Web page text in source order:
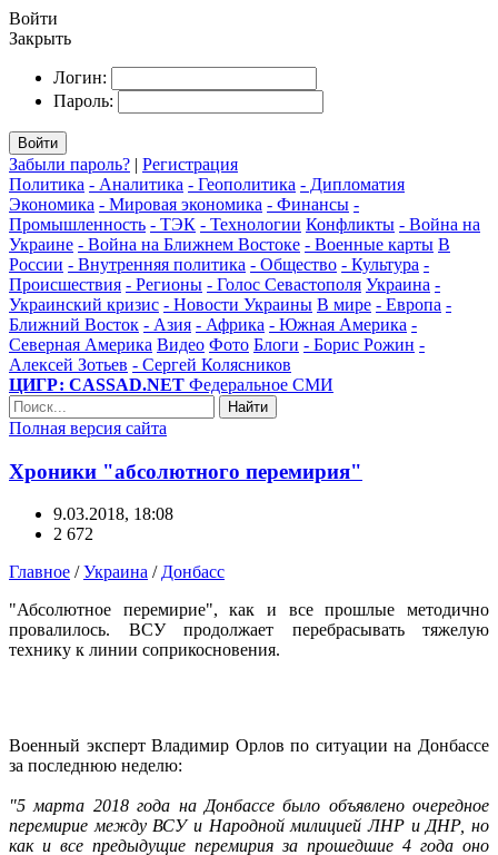
Войти
Закрыть
Логин:
Пароль:
Войти
Забыли пароль? | Регистрация
Политика - Аналитика - Геополитика - Дипломатия
Экономика - Мировая экономика - Финансы -
Промышленность - ТЭК - Технологии Конфликты - Война на
Украине - Война на Ближнем Востоке - Военные карты В
России - Внутренняя политика - Общество - Культура -
Происшествия - Регионы - Голос Севастополя Украина -
Украинский кризис - Новости Украины В мире - Европа -
Ближний Восток - Азия - Африка - Южная Америка -
Северная Америка Видео Фото Блоги - Борис Рожин -
Алексей Зотьев - Сергей Колясников
ЦИГР: CASSAD.NET Федеральное СМИ
Найти
Полная версия сайта
Хроники "абсолютного перемирия"
9.03.2018, 18:08
2 672
Главное /Украина /Донбасс
"Абсолютное перемирие", как и все прошлые методично
провалилось. ВСУ продолжает перебрасывать тяжелую
технику к линии соприкосновения.
Военный эксперт Владимир Орлов по ситуации на Донбассе
за последнюю неделю:
"5 марта 2018 года на Донбассе было объявлено очередное
перемирие между ВСУ и Народной милицией ЛНР и ДНР, но
как и все предыдущие перемирия за прошедшие 4 года оно